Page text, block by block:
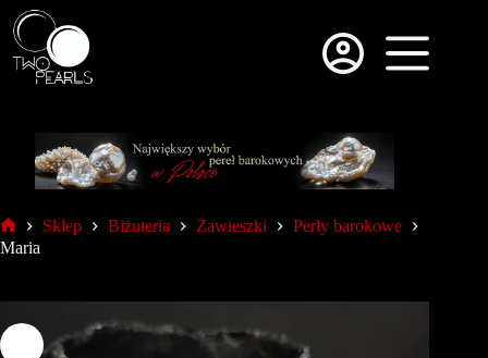
Sklep Biżuteria Zawieszki
Perły barokowe
Maria